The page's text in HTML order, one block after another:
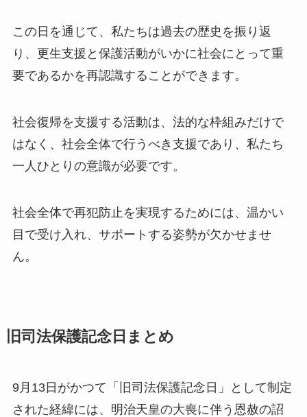
この日を通じて、私たちは過去の歴史を振り返
り、更生支援と保護活動がいかに社会にとって重
要であるかを再認識することができます。
社会復帰を支援する活動は、法的な枠組みだけで
はなく、社会全体で行うべき支援であり、私たち
一人ひとりの意識が必要です。
社会全体で再犯防止を実現するためには、温かい
目で受け入れ、サポートする姿勢が欠かせませ
ん。
旧司法保護記念日まとめ
9月13日がかつて「旧司法保護記念日」として制定
された経緯には、明治天皇の大喪に伴う恩赦の詔